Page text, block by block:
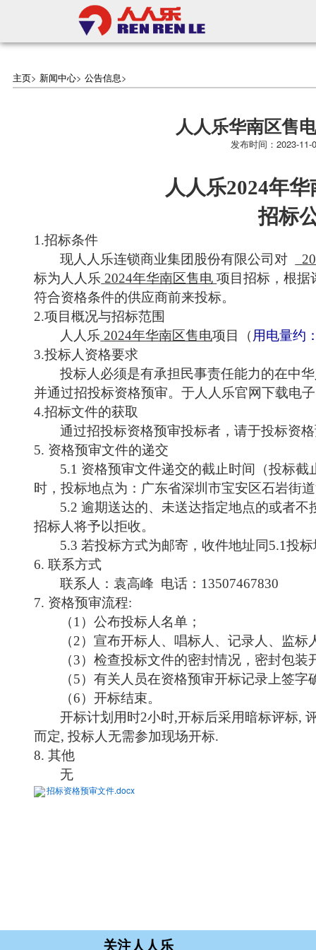
主页> 新闻中心> 公告信息>
人人乐华南区售
发布时间：
人人乐2024年
招标
1.招标条件
现人人乐连锁商业集团股份有限公司对
标为人人乐 2024年华南区售电项目招标，根据
符合资格条件的供应商前来投标。
2.项目概况与招标范围
人人乐 2024年华南区售电项目（ 用电量约
3.投标人资格要求
投标人必须是有承担民事责任能力的在中
并通过招投标资格预审。于人人乐官网下载电
4.招标文件的获取
通过招投标资格预审投标者，请于投标资
5. 资格预审文件的递交
5.1 资格预审文件递交的截止时间（投标
时，投标地点为：广东省深圳市宝安区石岩街
5.2 逾期送达的、未送达指定地点的或者
招标人将予以拒收。
5.3 若投标方式为邮寄，收件地址同5.1投
6. 联系方式
联系人：袁高峰 电话：13507467830
7. 资格预审流程:
（1）公布投标人名单；
（2）宣布开标人、唱标人、记录人、监标
（3）检查投标文件的密封情况，密封包
（5）有关人员在资格预审开标记录上签字
（6）开标结束。
开标计划用时2小时,开标后采用暗标评标,
而定, 投标人无需参加现场开标.
8. 其他
无
招标资格预审文件.docx
关注人人乐